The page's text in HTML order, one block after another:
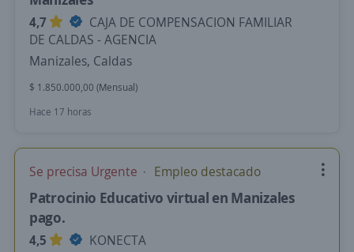
4,7
CAJA DE COMPENSACION FAMILIAR
DE CALDAS - AGENCIA
Manizales, Caldas
$ 1.850.000,00 (Mensual)
Hace 17 horas
Se precisa Urgente Empleo destacado
Patrocinio Educativo virtual en Manizales
pago.
4,5
KONECTA